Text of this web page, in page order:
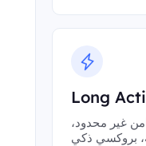
Long
غير محدود،
بروكسي ذكي